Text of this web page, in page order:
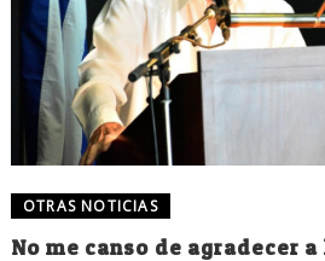
OTRAS NOTICIAS
No me canso de agradecer